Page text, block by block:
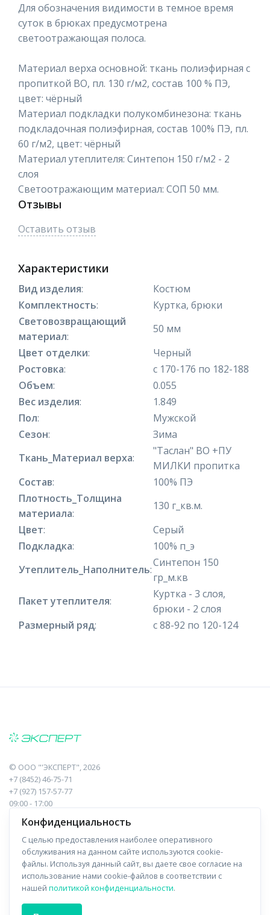
Для обозначения видимости в темное время
суток в брюках предусмотрена
светоотражающая полоса.
Материал верха основной: ткань полиэфирная с
пропиткой ВО, пл. 130 г/м2, состав 100 % ПЭ,
цвет: чёрный
Материал подкладки полукомбинезона: ткань
подкладочная полиэфирная, состав 100% ПЭ, пл.
60 г/м2, цвет: чёрный
Материал утеплителя: Синтепон 150 г/м2 - 2
слоя
Светоотражающим материал: СОП 50 мм.
Отзывы
Оставить отзыв
Характеристики
Вид изделия:
Костюм
Комплектность:
Куртка, брюки
Световозвращающий
материал:
50 мм
Цвет отделки:
Черный
Ростовка:
с 170-176 по 182-188
Объем:
0.055
Вес изделия:
1.849
Пол:
Мужской
Сезон:
Зима
Ткань_Материал верха:
"Таслан" ВО +ПУ
МИЛКИ пропитка
Состав:
100% ПЭ
Плотность_Толщина
материала:
130 г_кв.м.
Цвет:
Серый
Подкладка:
100% п_э
Утеплитель_Наполнитель:
Синтепон 150
гр_м.кв
Пакет утеплителя:
Куртка - 3 слоя,
брюки - 2 слоя
Размерный ряд: с 88-92 по 120-124
© ООО "'ЭКСПЕРТ", 2026
+7 (8452) 46-75-71
+7 (927) 157-57-77
09:00 - 17:00
410017, Саратов, Пугачева, 10 к1, оф.23
Навигация
Прайс-лист
Отзывы
Информация
О компании
Доставка
Конфиденциальность
С целью предоставления наиболее оперативного
обслуживания на данном сайте используются cookie-
файлы. Используя данный сайт, вы даете свое согласие на
использование нами cookie-файлов в соответствии с
нашей политикой конфиденциальности.